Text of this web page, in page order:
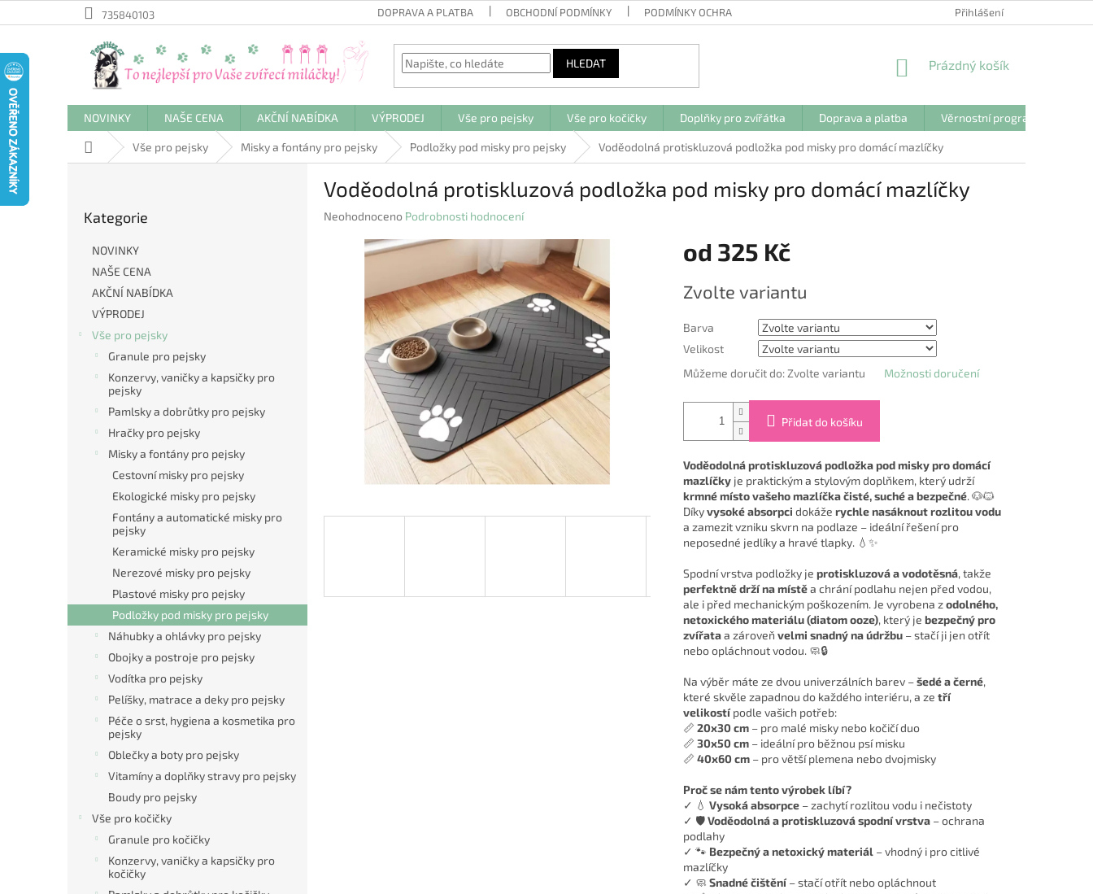
na
735840103 DOPRAVA A PLATBA OBCHODNÍ PODMÍNKY PODMÍNKY OCHRANY OSOBNÍCH ÚDAJŮ Přihlášení
HLEDAT
NÁKUPNÍ
Prázdný košík
NOVINKY NAŠE CENA AKČNÍ NABÍDKA VÝPRODEJ Vše pro pejsky Vše pro kočičky Doplňky pro zvířátka Doprava a platba Věrnostní program
Domů Vše pro pejsky Misky a fontány pro pejsky Podložky pod misky pro pejsky Voděodolná protiskluzová podložka pod misky pro domácí mazlíčky
kategorie
Kategorie
NOVINKY
NAŠE CENA
AKČNÍ NABÍDKA
VÝPRODEJ
Vše pro pejsky
Granule pro pejsky
Konzervy, vaničky a kapsičky pro
pejsky
Pamlsky a dobrůtky pro pejsky
Hračky pro pejsky
Misky a fontány pro pejsky
Cestovní misky pro pejsky
Ekologické misky pro pejsky
Fontány a automatické misky pro
pejsky
Keramické misky pro pejsky
Nerezové misky pro pejsky
Plastové misky pro pejsky
Podložky pod misky pro pejsky
Náhubky a ohlávky pro pejsky
Obojky a postroje pro pejsky
Vodítka pro pejsky
Pelíšky, matrace a deky pro pejsky
Péče o srst, hygiena a kosmetika pro
pejsky
Oblečky a boty pro pejsky
Vitamíny a doplňky stravy pro pejsky
Boudy pro pejsky
Vše pro kočičky
Granule pro kočičky
Konzervy, vaničky a kapsičky pro
kočičky
Voděodolná protiskluzová podložka pod misky pro domácí mazlíčky
Průměrné
produktu
hvězdiček.
Neohodnoceno Podrobnosti hodnocení
od 325 Kč
cena:
Zvolte variantu
Barva
Velikost
Můžeme doručit do: Zvolte variantu Možnosti doručení
Přidat do košíku
Voděodolná protiskluzová podložka pod misky pro domácí
mazlíčkyje praktickým a stylovým doplňkem, který udrží
krmné místo vašeho mazlíčka čisté, suché a bezpečné. 🐶🐱
Díkyvysoké absorpci dokáže rychle nasáknout rozlitou vodu
a zamezit vzniku skvrn na podlaze – ideální řešení pro
neposedné jedlíky a hravé tlapky. 💧✨
Spodní vrstva podložky je protiskluzová a vodotěsná, takže
perfektně drží na místěa chrání podlahu nejen před vodou,
ale i před mechanickým poškozením. Je vyrobena zodolného,
netoxického materiálu (diatom ooze), který je bezpečný pro
zvířataa zároveň velmi snadný na údržbu– stačí ji jen otřít
nebo opláchnout vodou. 🧼🔒
Na výběr máte ze dvou univerzálních barev –šedé a černé,
které skvěle zapadnou do každého interiéru, a ze tří
velikostípodle vašich potřeb:
📏 20x30 cm– pro malé misky nebo kočičí duo
📏 30x50 cm– ideální pro běžnou psí misku
📏 40x60 cm– pro větší plemena nebo dvojmisky
Proč se nám tento výrobek líbí?
✓ 💧 Vysoká absorpce– zachytí rozlitou vodu i nečistoty
✓ 🛡️Voděodolná a protiskluzová spodní vrstva– ochrana
podlahy
✓ 🐾 Bezpečný a netoxický materiál– vhodný i pro citlivé
mazlíčky
✓ 🧼 Snadné čištění– stačí otřít nebo opláchnout